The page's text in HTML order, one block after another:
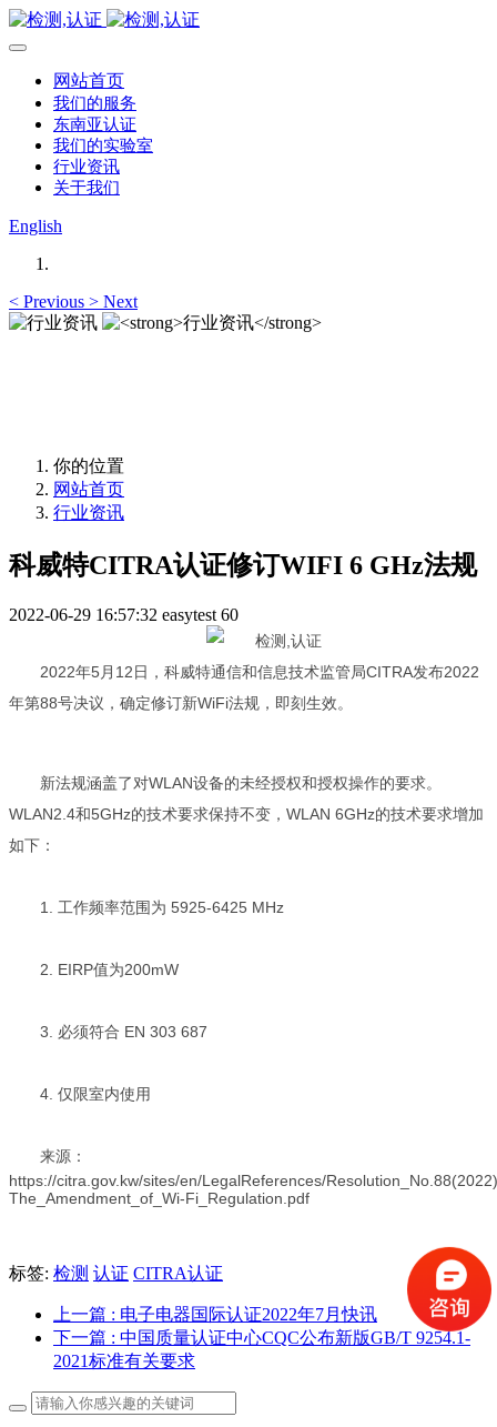
网站首页
我们的服务
东南亚认证
我们的实验室
行业资讯
关于我们
English
< Previous > Next
你的位置
网站首页
行业资讯
科威特CITRA认证修订WIFI 6 GHz法规
2022-06-29 16:57:32 easytest 60
2022年5月 12日，科威特通信和信息技术监管局CITRA发布2022
年第88号决议，确定修订新WiFi法规，即刻生效。
新法规涵盖了对WLAN设备的未经授权和授权操作的要求。
WLAN2.4和5GHz的技术要求保持不变， WLAN 6GHz的技术要求增加
如下：
1. 工作频率范围为 5925-6425 MHz
2. EIRP值为200mW
3. 必须符合 EN 303 687
4. 仅限室内使用
来源：
https://citra.gov.kw/sites/en/LegalReferences/
The_Amendment_of_Wi-Fi_Regulation.pdf
标签: 检测 认证 CITRA认证
上一篇 : 电子电器国际认证2022年7月快讯
下一篇 : 中国质量认证中心CQC公布新版GB/T 9254.1-
2021标准有关要求